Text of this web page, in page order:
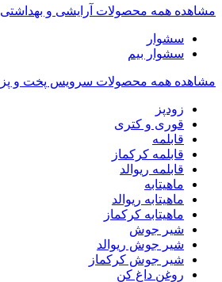
مشاهده همه محصولات آرایشی و بهداشتی
سشوار
سشوار بیم
مشاهده همه محصولات سرویس پخت و پز
زودپز
قوری و کتری
قابلمه
قابلمه کرکماز
قابلمه ریوالد
ماهیتابه
ماهیتابه ریوالد
ماهیتابه کرکماز
شیر جوش
شیر جوش ریوالد
شیر جوش کرکماز
روغن داغ کن